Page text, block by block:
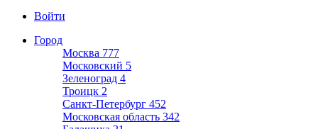
Войти
Город
Москва 777
Московский 5
Зеленоград 4
Троицк 2
Санкт-Петербург 452
Московская область 342